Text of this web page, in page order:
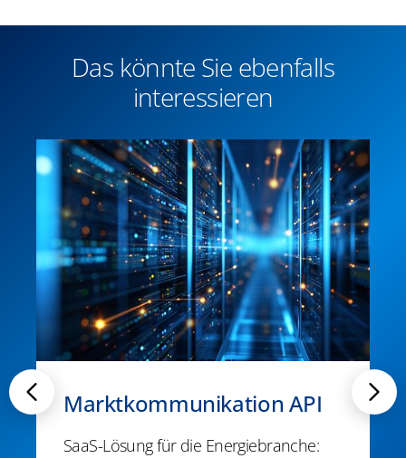
Das könnte Sie ebenfalls
interessieren
Marktkommunikation API
SaaS-Lösung für die Energiebranche: